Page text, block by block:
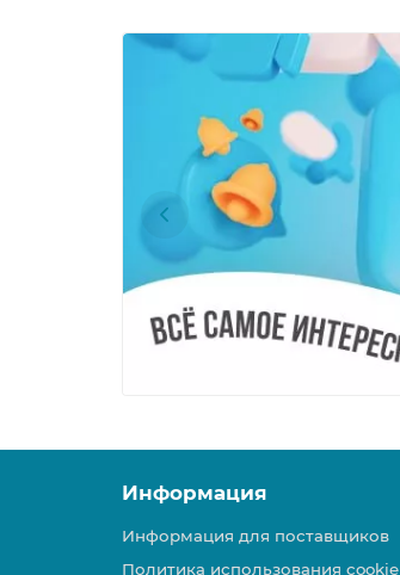
Информация
Информация для поставщиков
Политика использования cookie